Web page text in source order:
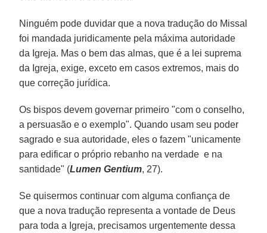
Ninguém pode duvidar que a nova tradução do Missal
foi mandada juridicamente pela máxima autoridade
da Igreja. Mas o bem das almas, que é a lei suprema
da Igreja, exige, exceto em casos extremos, mais do
que correção jurídica.
Os bispos devem governar primeiro "com o conselho,
a persuasão e o exemplo". Quando usam seu poder
sagrado e sua autoridade, eles o fazem "unicamente
para edificar o próprio rebanho na verdade e na
santidade" (Lumen Gentium, 27).
Se quisermos continuar com alguma confiança de
que a nova tradução representa a vontade de Deus
para toda a Igreja, precisamos urgentemente dessa